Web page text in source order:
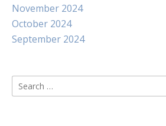
November 2024
October 2024
September 2024
Search
for: